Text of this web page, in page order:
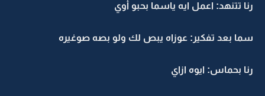
رنا تتنهد: اعمل ايه ياسما بحبو أوي
سما بعد تفكير: عوزاه يبص لك ولو بصه صوغيره
رنا بحماس: ايوه ازاي